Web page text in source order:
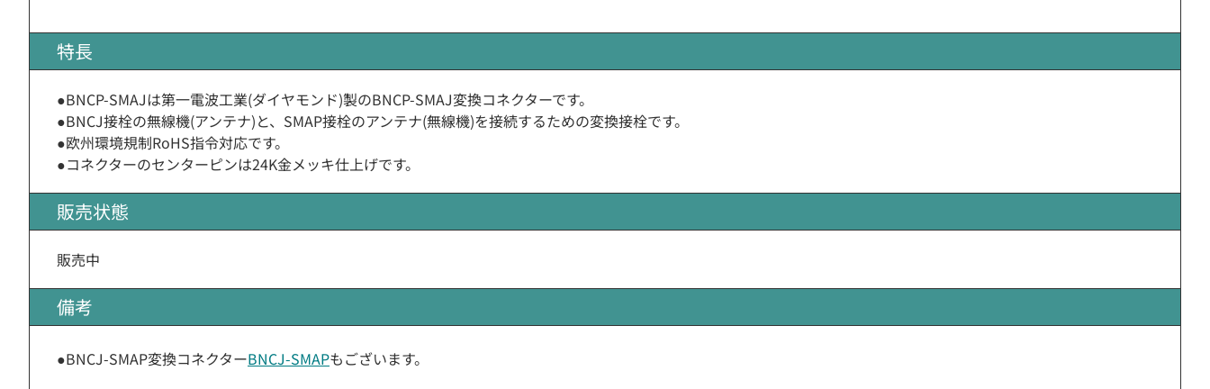
特長
●BNCP-SMAJは第一電波工業(ダイヤモンド)製のBNCP-SMAJ変換コネクターです。
●BNCJ接栓の無線機(アンテナ)と、SMAP接栓のアンテナ(無線機)を接続するための変換接栓です。
●欧州環境規制RoHS指令対応です。
●コネクターのセンターピンは24K金メッキ仕上げです。
販売状態
販売中
備考
●BNCJ-SMAP変換コネクターBNCJ-SMAPもございます。